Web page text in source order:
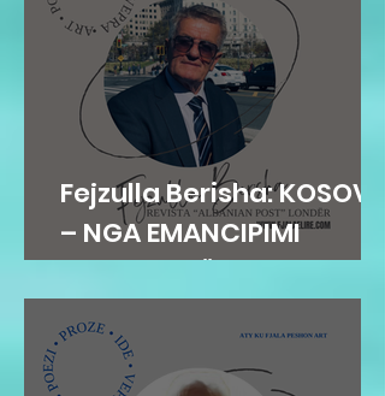
Fejzulla Berisha: KOSOVA
– NGA EMANCIPIMI
ARSIMOR NË
SHTETNDËRTIM